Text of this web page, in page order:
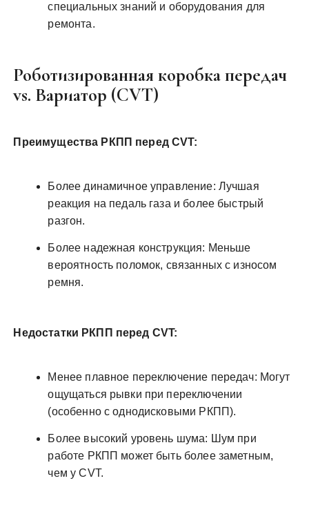
специальных знаний и оборудования для
ремонта.
Роботизированная коробка передач
vs. Вариатор (CVT)
Преимущества РКПП перед CVT:
Более динамичное управление: Лучшая
реакция на педаль газа и более быстрый
разгон.
Более надежная конструкция: Меньше
вероятность поломок, связанных с износом
ремня.
Недостатки РКПП перед CVT:
Менее плавное переключение передач: Могут
ощущаться рывки при переключении
(особенно с однодисковыми РКПП).
Более высокий уровень шума: Шум при
работе РКПП может быть более заметным,
чем у CVT.